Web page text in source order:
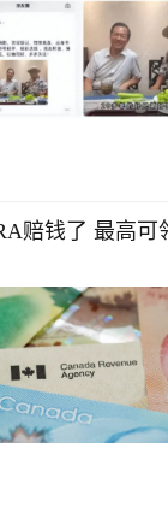
赔钱了 最高可